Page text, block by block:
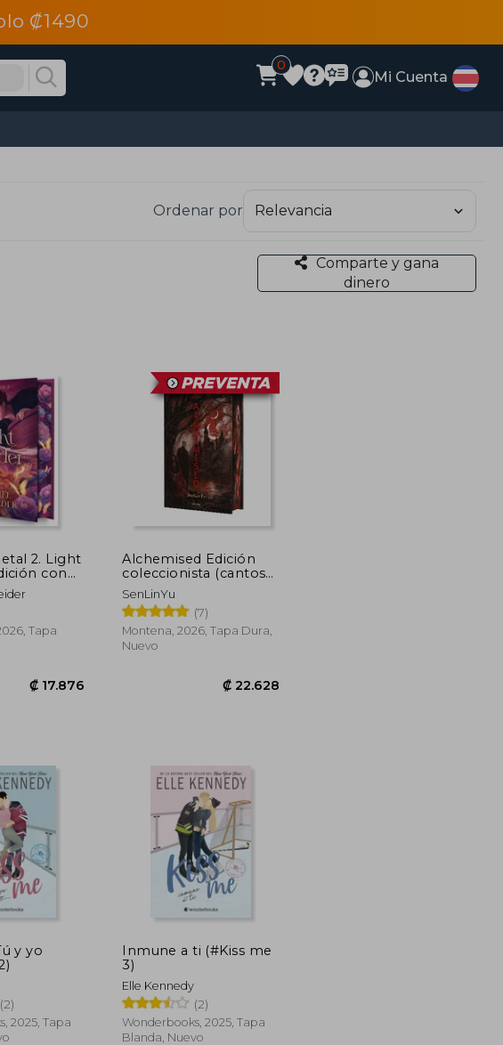
₡1490
0
Mi Cuenta
Ordenar por
Comparte y gana
dinero
2. Light
con
Tapa
Alchemised Edición
coleccionista (cantos
tintados)
SenLinYu
(7)
Montena, 2026, Tapa Dura,
Nuevo
y yo
(2)
2025, Tapa
Inmune a ti (#Kiss me
3)
Elle Kennedy
(2)
Wonderbooks, 2025, Tapa
Blanda, Nuevo